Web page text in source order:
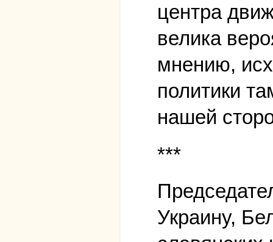
центра
велика
мнению,
политики
нашей
***
Украину,